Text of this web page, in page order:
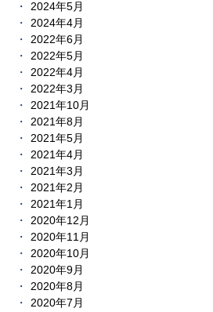
2024年5月
2024年4月
2022年6月
2022年5月
2022年4月
2022年3月
2021年10月
2021年8月
2021年5月
2021年4月
2021年3月
2021年2月
2021年1月
2020年12月
2020年11月
2020年10月
2020年9月
2020年8月
2020年7月